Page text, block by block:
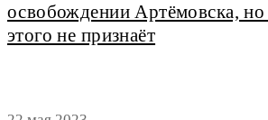
освобождении Артёмовска, но
этого не признаёт